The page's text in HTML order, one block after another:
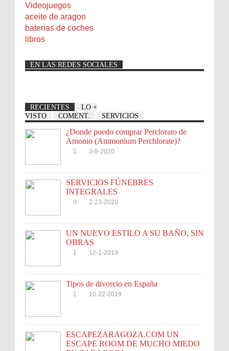
Videojuegos
aceite de aragon
baterias de coches
libros
EN LAS REDES SOCIALES
RECIENTES
LO +
VISTO
COMENT. SERVICIOS
¿Donde puedo comprar Perclorato de
Amonio (Ammonium Perchlorate)?
1 3-8-2020
SERVICIOS FÚNEBRES
INTEGRALES
0 2-23-2020
UN NUEVO ESTILO A SU BAÑO, SIN
OBRAS
1 12-1-2019
Tipos de divorcio en España
1 10-22-2019
ESCAPEZARAGOZA.COM UN
ESCAPE ROOM DE MUCHO MIEDO